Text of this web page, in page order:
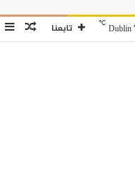
مقال
تابعنا Dublin
℃